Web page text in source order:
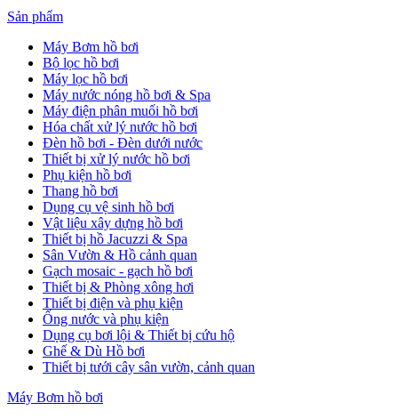
Sản phẩm
Máy Bơm hồ bơi
Bộ lọc hồ bơi
Máy lọc hồ bơi
Máy nước nóng hồ bơi & Spa
Máy điện phân muối hồ bơi
Hóa chất xử lý nước hồ bơi
Đèn hồ bơi - Đèn dưới nước
Thiết bị xử lý nước hồ bơi
Phụ kiện hồ bơi
Thang hồ bơi
Dụng cụ vệ sinh hồ bơi
Vật liệu xây dựng hồ bơi
Thiết bị hồ Jacuzzi & Spa
Sân Vườn & Hồ cảnh quan
Gạch mosaic - gạch hồ bơi
Thiết bị & Phòng xông hơi
Thiết bị điện và phụ kiện
Ống nước và phụ kiện
Dụng cụ bơi lội & Thiết bị cứu hộ
Ghế & Dù Hồ bơi
Thiết bị tưới cây sân vườn, cảnh quan
Máy Bơm hồ bơi